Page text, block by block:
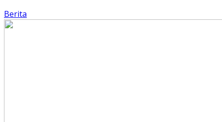
Berita